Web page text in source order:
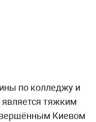
по колледжу и
тяжким
Киевом